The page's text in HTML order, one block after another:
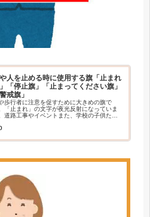
人を止める時に使用する旗「止まれ
「停止旗」「止まってください旗」
警戒旗」
歩行者に注意を促すために大きめの旗で
「止まれ」の文字が夜光反射になっていま
道路工事やイベントまた、学校の子供たち
きなサイズや文字で旗を作成することもで